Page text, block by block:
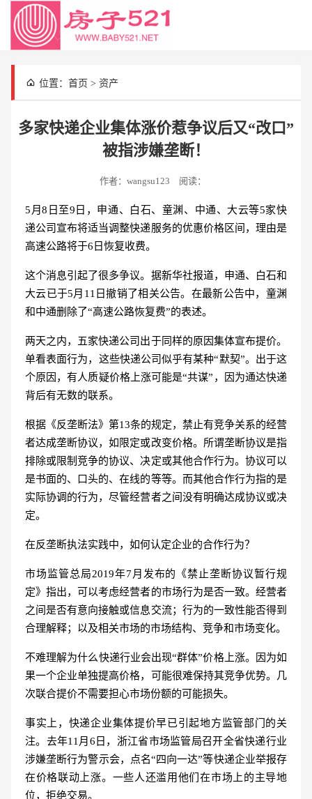
导
位置： 首页 > 资产
多家快递企业集体涨价惹争议后又“改口”
被指涉嫌垄断！
作者：wangsu123 阅读：
5月8日至9日，申通、白石、童渊、中通、大云等5家快
递公司宣布将适当调整快递服务的优惠价格区间，理由是
高速公路将于6日恢复收费。
这个消息引起了很多争议。据新华社报道，申通、白石和
大云已于5月11日撤销了相关公告。在最新公告中，童渊
和中通删除了“高速公路恢复费”的表述。
两天之内，五家快递公司出于同样的原因集体宣布提价。
单看表面行为，这些快递公司似乎有某种“默契”。出于这
个原因，有人质疑价格上涨可能是“共谋”，因为通达快递
背后有无数的联系。
根据《反垄断法》第13条的规定，禁止有竞争关系的经营
者达成垄断协议，如限定或改变价格。所谓垄断协议是指
排除或限制竞争的协议、决定或其他合作行为。协议可以
是书面的、口头的、在线的等等。而其他合作行为指的是
实际协调的行为，尽管经营者之间没有明确达成协议或决
定。
在反垄断执法实践中，如何认定企业的合作行为？
市场监管总局2019年7月发布的《禁止垄断协议暂行规
定》指出，可以考虑经营者的市场行为是否一致。经营者
之间是否有意向接触或信息交流；行为的一致性能否得到
合理解释；以及相关市场的市场结构、竞争和市场变化。
不难理解为什么快递行业会出现“群体”价格上涨。因为如
果一个企业单独提高价格，可能很难保持其竞争优势。几
次联合提价不需要担心市场份额的可能损失。
事实上，快递企业集体提价早已引起地方监管部门的关
注。去年11月6日，浙江省市场监管局召开全省快递行业
涉嫌垄断行为警示会，点名“四向一达”等快递企业举报存
在价格联动上涨。一些人还滥用他们在市场上的主导地
位，拒绝交易。